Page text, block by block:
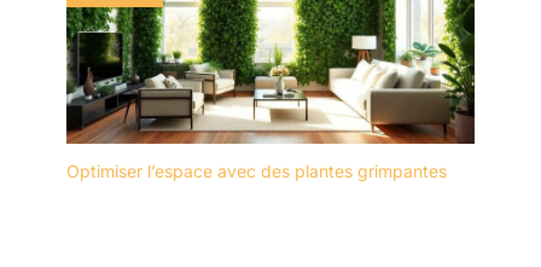
Optimiser l’espace avec des plantes grimpantes